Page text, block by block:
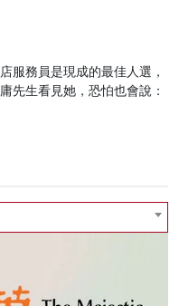
服務員是現成的最佳人選，
先生看見她，恐怕也會說：